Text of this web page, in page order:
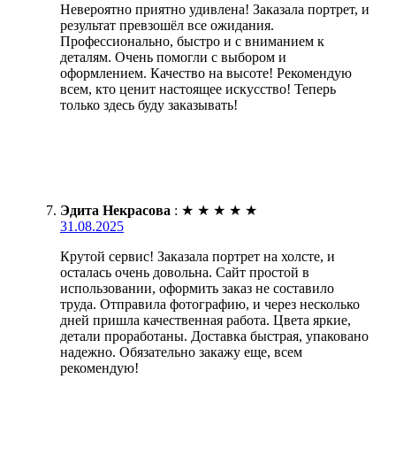
Невероятно приятно удивлена! Заказала портрет, и
результат превзошёл все ожидания.
Профессионально, быстро и с вниманием к
деталям. Очень помогли с выбором и
оформлением. Качество на высоте! Рекомендую
всем, кто ценит настоящее искусство! Теперь
только здесь буду заказывать!
Эдита Некрасова : ★ ★ ★ ★ ★
31.08.2025
Крутой сервис! Заказала портрет на холсте, и
осталась очень довольна. Сайт простой в
использовании, оформить заказ не составило
труда. Отправила фотографию, и через несколько
дней пришла качественная работа. Цвета яркие,
детали проработаны. Доставка быстрая, упаковано
надежно. Обязательно закажу еще, всем
рекомендую!